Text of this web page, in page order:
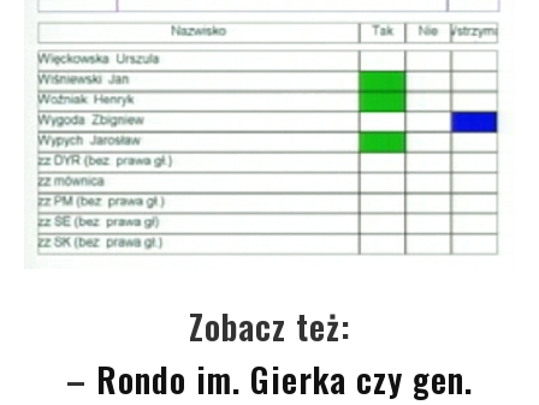
Zobacz też:
– Rondo im. Gierka czy gen.